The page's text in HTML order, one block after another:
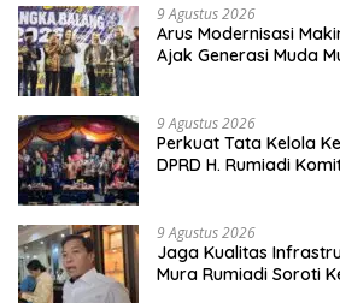
9 Agustus 2026
Arus Modernisasi
Ajak Generasi Muda
9 Agustus 2026
Perkuat Tata Kelola
DPRD H. Rumiadi
9 Agustus 2026
Jaga Kualitas
Mura Rumiadi Soroti